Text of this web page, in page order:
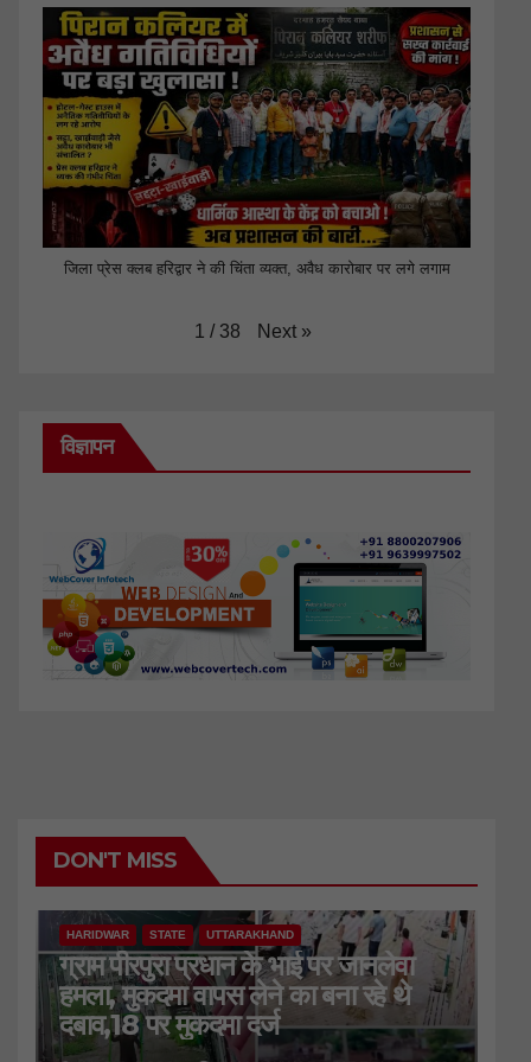
जिला प्रेस क्लब हरिद्वार ने की चिंता व्यक्त, अवैध कारोबार पर लगे लगाम
1 / 38 Next »
विज्ञापन
DON'T MISS
HARIDWAR STATE UTTARAKHAND
ग्राम पीरपुरा प्रधान के भाई पर जानलेवा
हमला, मुकदमा वापस लेने का बना रहे थे
दबाव,18 पर मुकदमा दर्ज